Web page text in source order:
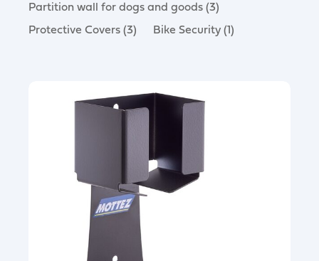
Partition wall for dogs and goods (3)
Protective Covers (3)
Bike Security (1)